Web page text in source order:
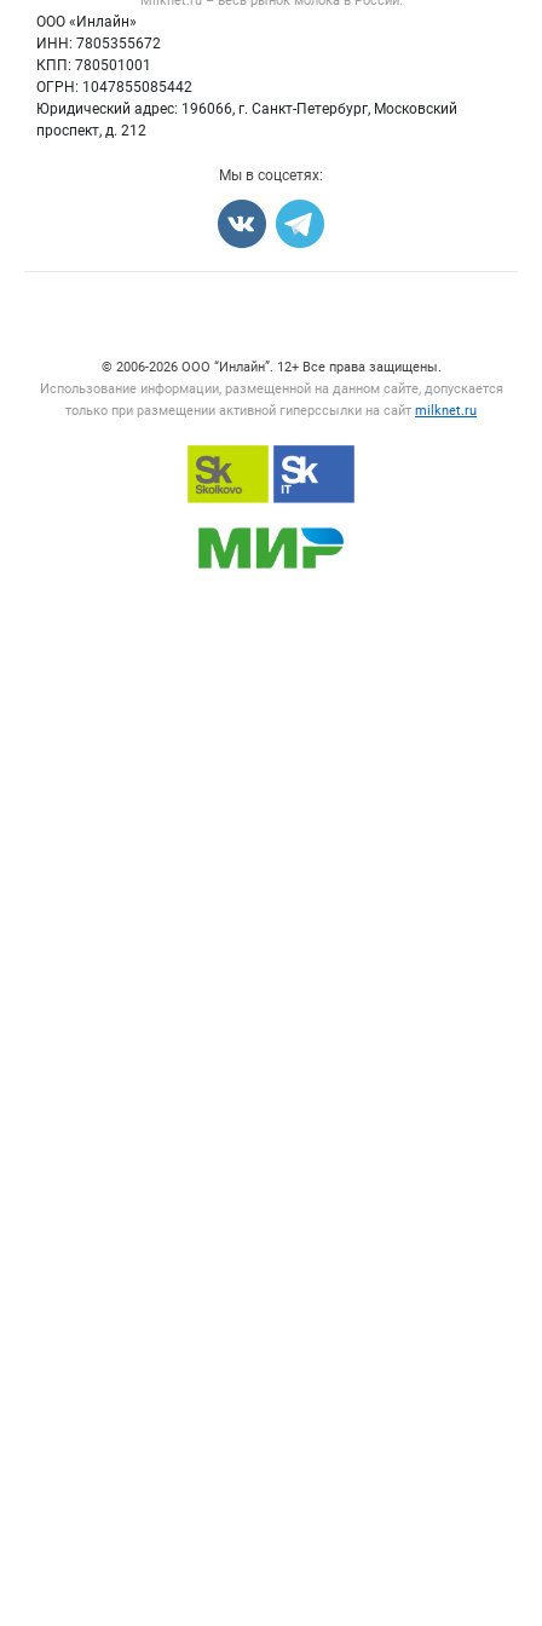
ООО «Инлайн»
ИНН: 7805355672
КПП: 780501001
ОГРН: 1047855085442
Юридический адрес: 196066, г. Санкт-Петербург, Московский
проспект, д. 212
Политика обработки персональных данных
Мы в соцсетях:
© 2006‑2026 ООО “Инлайн”. 12+ Все права защищены.
Использование информации, размещенной на данном сайте, допускается
только при размещении активной гиперссылки на сайт milknet.ru